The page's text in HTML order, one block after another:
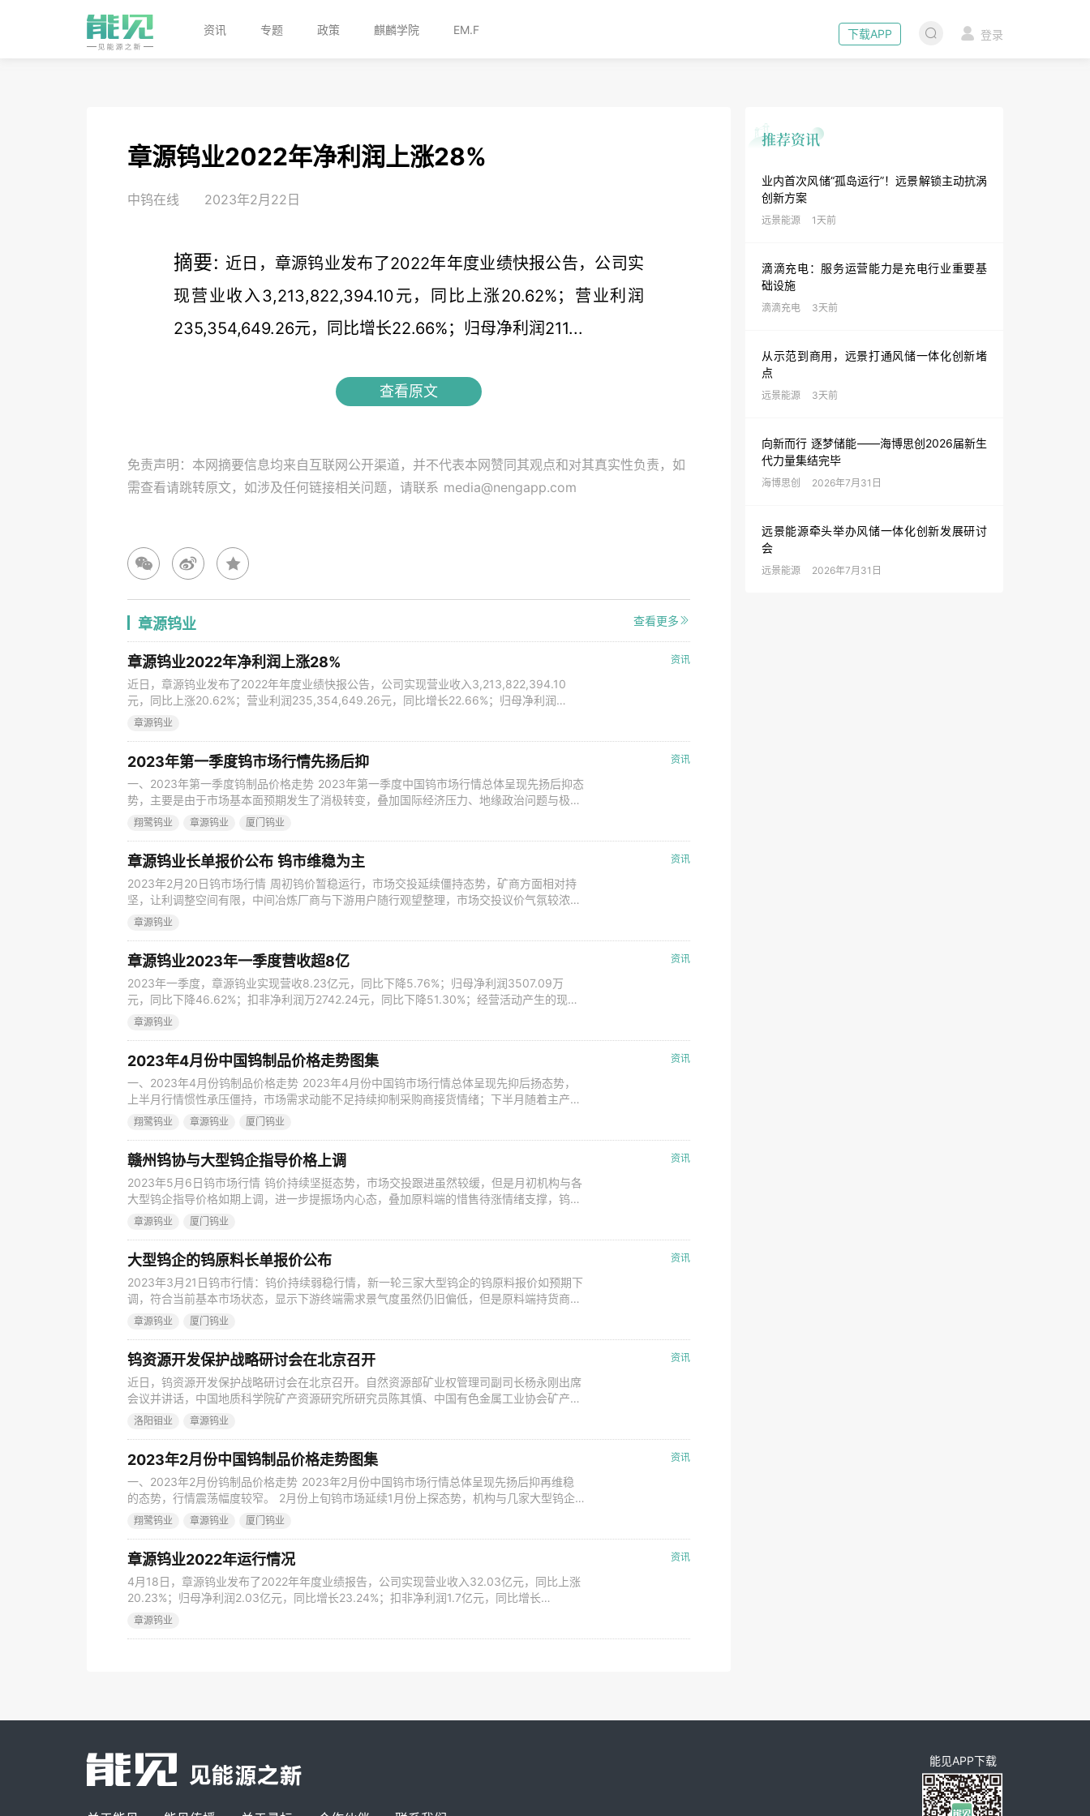
下载APP 登录
资讯 专题 政策 麒麟学院 EM.F
业内首次风储“孤岛运行”！远景解锁主动抗涡
创新方案
远景能源 1天前
滴滴充电：服务运营能力是充电行业重要基
础设施
滴滴充电 3天前
从示范到商用，远景打通风储一体化创新堵
点
远景能源 3天前
向新而行 逐梦储能——海博思创2026届新生
代力量集结完毕
海博思创 2026年7月31日
远景能源牵头举办风储一体化创新发展研讨
会
远景能源 2026年7月31日
章源钨业2022年净利润上涨28%
中钨在线 2023年2月22日
摘要: 近日，章源钨业发布了2022年年度业绩快报公告，公司实
现营业收入3,213,822,394.10元，同比上涨20.62%；营业利润
235,354,649.26元，同比增长22.66%；归母净利润211...
查看原文
免责声明：本网摘要信息均来自互联网公开渠道，并不代表本网赞同其观点和对其真实性负责，如
需查看请跳转原文，如涉及任何链接相关问题，请联系 media@nengapp.com
章源钨业 查看更多
资讯
章源钨业2022年净利润上涨28%
近日，章源钨业发布了2022年年度业绩快报公告，公司实现营业收入3,213,822,394.10
元，同比上涨20.62%；营业利润235,354,649.26元，同比增长22.66%；归母净利润
211,199,371.88元，同比增长28.00%；扣除非经常性损益的净利润166,709,677.45元，同
章源钨业
资讯
2023年第一季度钨市场行情先扬后抑
一、2023年第一季度钨制品价格走势 2023年第一季度中国钨市场行情总体呈现先扬后抑态
势，主要是由于市场基本面预期发生了消极转变，叠加国际经济压力、地缘政治问题与极端
天气事件等不确定性影响持续，市场消费主动性不高，矿端护市情绪支撑行情跌势相对放
翔鹭钨业 章源钨业 厦门钨业
资讯
章源钨业长单报价公布 钨市维稳为主
2023年2月20日钨市场行情 周初钨价暂稳运行，市场交投延续僵持态势，矿商方面相对持
坚，让利调整空间有限，中间冶炼厂商与下游用户随行观望整理，市场交投议价气氛较浓，
成交普遍按需为主。新一轮大型钨企长单报价相继公布，表现跌幅有限，对行情信心有一定
章源钨业
资讯
章源钨业2023年一季度营收超8亿
2023年一季度，章源钨业实现营收8.23亿元，同比下降5.76%；归母净利润3507.09万
元，同比下降46.62%；扣非净利润万2742.24元，同比下降51.30%；经营活动产生的现金
流量净额1.46亿元，同比增长19.65%；基本每股收益0.0379元，同比下降46.62%；报告
章源钨业
资讯
2023年4月份中国钨制品价格走势图集
一、2023年4月份钨制品价格走势 2023年4月份中国钨市场行情总体呈现先抑后扬态势，
上半月行情惯性承压僵持，市场需求动能不足持续抑制采购商接货情绪；下半月随着主产地
环保监察工作开展与下游周期性备货进场，钨产业链活跃度有所提振，尤其钨原料端的惜售
翔鹭钨业 章源钨业 厦门钨业
资讯
赣州钨协与大型钨企指导价格上调
2023年5月6日钨市场行情 钨价持续坚挺态势，市场交投跟进虽然较缓，但是月初机构与各
大型钨企指导价格如期上调，进一步提振场内心态，叠加原料端的惜售待涨情绪支撑，钨制
品价格总体处在高位盘整状态，局部获利出货意愿增加，观望市场需求表现。 据中钨在线
章源钨业 厦门钨业
资讯
大型钨企的钨原料长单报价公布
2023年3月21日钨市行情：钨价持续弱稳行情，新一轮三家大型钨企的钨原料报价如预期下
调，符合当前基本市场状态，显示下游终端需求景气度虽然仍旧偏低，但是原料端持货商的
抗跌情绪较浓，短期钨市场交投维持刚需为主，成交行情僵持盘整，中间冶炼厂商运营压力
章源钨业 厦门钨业
资讯
钨资源开发保护战略研讨会在北京召开
近日，钨资源开发保护战略研讨会在北京召开。自然资源部矿业权管理司副司长杨永刚出席
会议并讲话，中国地质科学院矿产资源研究所研究员陈其慎、中国有色金属工业协会矿产资
源办公室主任段绍甫等领导参加会议。中国钨业协会秘书长苏刚主持会议。 会上，杨永刚
向与会各方对钨产业政策的支持表示肯定和感谢。杨永刚建议，发挥市场配置资源的决定性
洛阳钼业 章源钨业
资讯
2023年2月份中国钨制品价格走势图集
一、2023年2月份钨制品价格走势 2023年2月份中国钨市场行情总体呈现先扬后抑再维稳
的态势，行情震荡幅度较窄。 2月份上旬钨市场延续1月份上探态势，机构与几家大型钨企
指导价格上调给予市场一定信心支撑；但是由于消费修复预期并未明确落实，在节日后原料
翔鹭钨业 章源钨业 厦门钨业
资讯
章源钨业2022年运行情况
4月18日，章源钨业发布了2022年年度业绩报告，公司实现营业收入32.03亿元，同比上涨
20.23%；归母净利润2.03亿元，同比增长23.24%；扣非净利润1.7亿元，同比增长
29.69%；经营活动产生的现金流量净额2.09亿元，同比增长17.57%；基本每股收益0.22
章源钨业
能见APP下载